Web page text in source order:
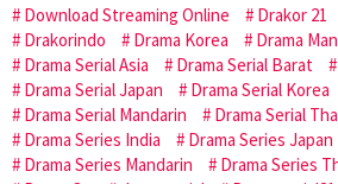
Download Streaming Online
Drakor 21
Drakorindo
Drama Korea
Drama
Drama Serial Asia
Drama Serial Barat
Drama Serial Japan
Drama Serial Korea
Drama Serial Mandarin
Drama Serial
Drama Series India
Drama Series Japan
Drama Series Mandarin
Drama Series